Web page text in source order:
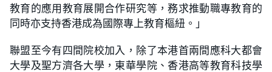
教育的應用教育展開合作研究等，務求推動職專教育的
同時亦支持香港成為國際專上教育樞紐。」
聯盟至今有四間院校加入，除了本港首兩間應科大都會
大學及聖方濟各大學，東華學院、香港高等教育科技學